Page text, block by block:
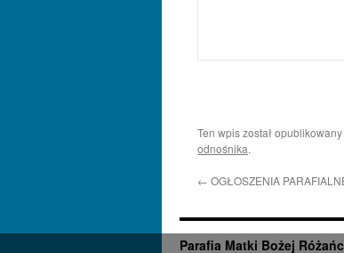
Ten wpis został
odnośnika.
← OGŁOSZENIA
Parafia Matki Bożej